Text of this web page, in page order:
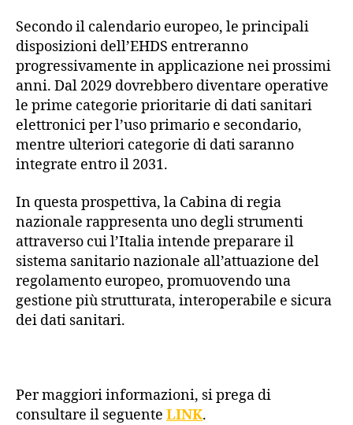
Secondo il calendario europeo, le principali
disposizioni dell’EHDS entreranno
progressivamente in applicazione nei prossimi
anni. Dal 2029 dovrebbero diventare operative
le prime categorie prioritarie di dati sanitari
elettronici per l’uso primario e secondario,
mentre ulteriori categorie di dati saranno
integrate entro il 2031.
In questa prospettiva, la Cabina di regia
nazionale rappresenta uno degli strumenti
attraverso cui l’Italia intende preparare il
sistema sanitario nazionale all’attuazione del
regolamento europeo, promuovendo una
gestione più strutturata, interoperabile e sicura
dei dati sanitari.
Per maggiori informazioni, si prega di
consultare il seguente LINK.